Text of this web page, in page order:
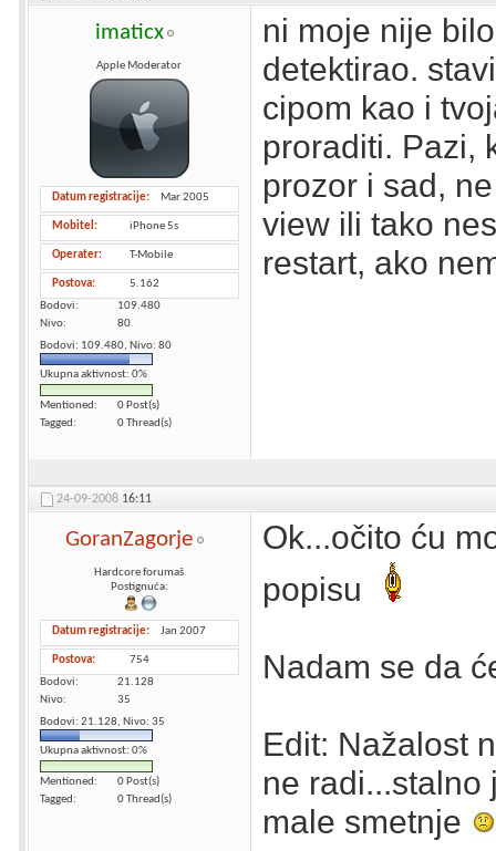
imaticx
Apple Moderator
Datum registracije Mar 2005
Mobitel iPhone 5s
Operater T-Mobile
Postova
5.162
Bodovi
109.480
Nivo
80
Bodovi: 109.480, Nivo: 80
Ukupna aktivnost: 0%
Mentioned
0 Post(s)
Tagged
0 Thread(s)
ni moje nije
detektirao.
cipom kao i
proraditi. Pazi,
prozor i sad,
view ili tako
restart, ako
24-09-2008 16:11
GoranZagorje
Hardcore forumaš
Postignuća:
Datum registracije Jan 2007
Postova
754
Bodovi
21.128
Nivo
35
Bodovi: 21.128, Nivo: 35
Ukupna aktivnost: 0%
Mentioned
0 Post(s)
Tagged
0 Thread(s)
Ok...očito ću
popisu
Nadam se da
Edit: Nažalost
ne radi...stalno
male smetnje